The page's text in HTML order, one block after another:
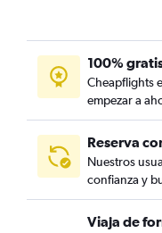
100%
Cheapflights
empezar a
Reserva
Nuestros
confianza y
Viaja de